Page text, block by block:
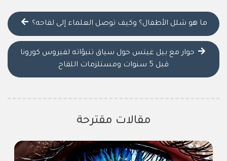
ما هو شلل الأطفال؟ وكيف توصل العلماء إلى لقاحه؟
حوار مع بيل غيتس حول سياق تنبؤاته لفيروس كورونا
قبل 5 سنوات ومستلزمات اللقاح
مقالات مقترحة